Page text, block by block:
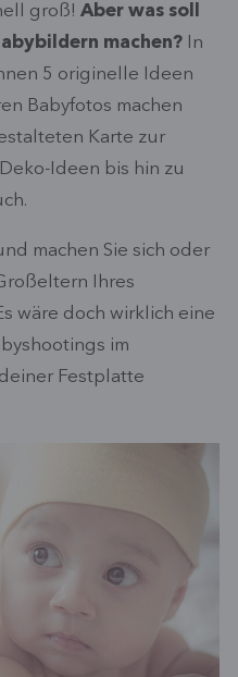
groß! Aber was soll
machen? In
5 originelle Ideen
Babyfotos machen
Karte zur
Ideen bis hin zu
machen Sie sich oder
Ihres
wäre doch wirklich eine
im
Festplatte